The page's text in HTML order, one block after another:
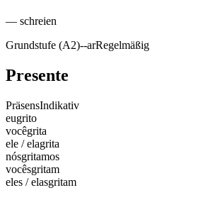
— schreien
Grundstufe (A2)--arRegelmäßig
Presente
PräsensIndikativ
eugrito
vocêgrita
ele / elagrita
nósgritamos
vocêsgritam
eles / elasgritam